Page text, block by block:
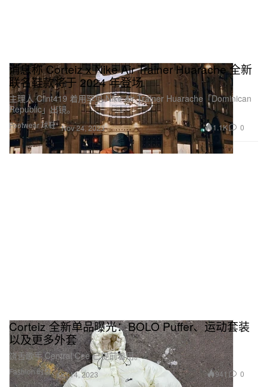
Footwear 球鞋
消息称 Corteiz x Nike Air Trainer Huarache 全新
联名鞋款将于 2024 年登场
主理人 Clint419 着用罕见 Nike Air Trainer Huarache「Dominican
Republic」出镜。
Nov 24, 2023 1.1K 0
Fashion 时装
Corteiz 全新单品曝光：BOLO Puffer、运动套装
以及更多外套
饶舌歌手 Central Cee 已提前着用。
Oct 14, 2023 941 0